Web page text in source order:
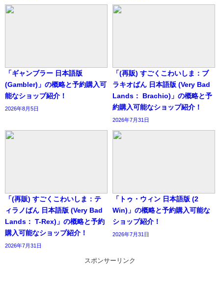
「ギャンブラー 日本語版
(Gambler)」の概略と予約購入可
能なショップ紹介！
2026年8月5日
「(再販) すごくこわいしま：ブ
ラキオばん 日本語版 (Very Bad
Lands： Brachio)」の概略と予
約購入可能なショップ紹介！
2026年7月31日
「(再販) すごくこわいしま：テ
ィラノばん 日本語版 (Very Bad
Lands： T-Rex)」の概略と予約
購入可能なショップ紹介！
2026年7月31日
「トゥ・ウィン 日本語版 (2
Win)」の概略と予約購入可能な
ショップ紹介！
2026年7月31日
スポンサーリンク